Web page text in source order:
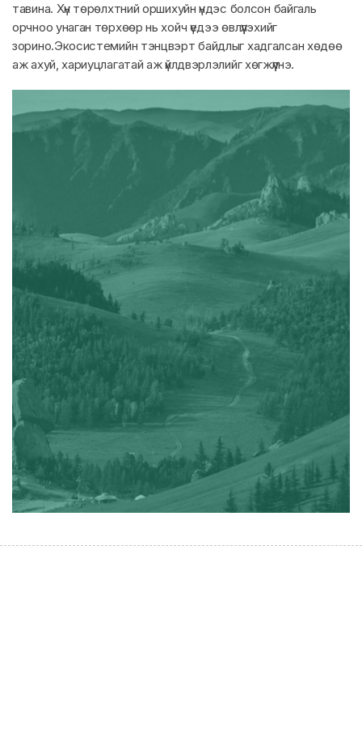
тавина. Хүн төрөлхтний оршихуйн үндэс болсон байгаль
орчноо унаган төрхөөр нь хойч үедээ өвлүүлэхийг
зорино.Экосистемийн тэнцвэрт байдлыг хадгалсан хөдөө
аж ахуй, хариуцлагатай аж үйлдвэрлэлийг хөгжүүлнэ.